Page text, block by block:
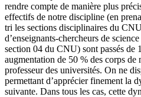
rendre compte de manière plus
effectifs de notre discipline (en
tri les sections disciplinaires du
d’enseignants-chercheurs de
section 04 du CNU) sont passés de
augmentation de 50 % des corps de
professeur des universités. On ne
permettant d’apprécier finement la
suivante. Dans tous les cas, cette